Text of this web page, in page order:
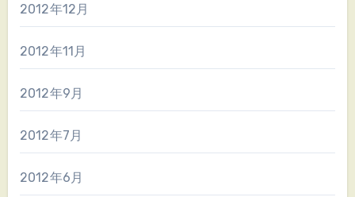
2012年12月
2012年11月
2012年9月
2012年7月
2012年6月